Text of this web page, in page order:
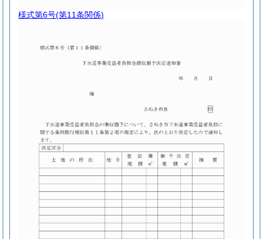
様式第6号(第11条関係)